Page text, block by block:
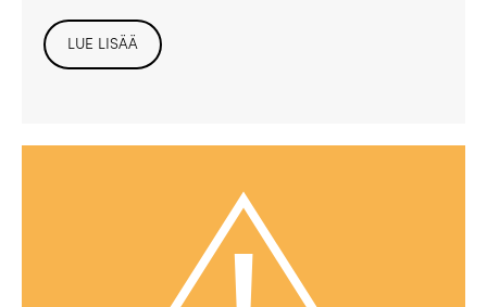
LUE LISÄÄ